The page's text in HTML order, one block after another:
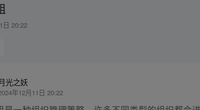
日 20:22
光之妖
年12月11日 20:22